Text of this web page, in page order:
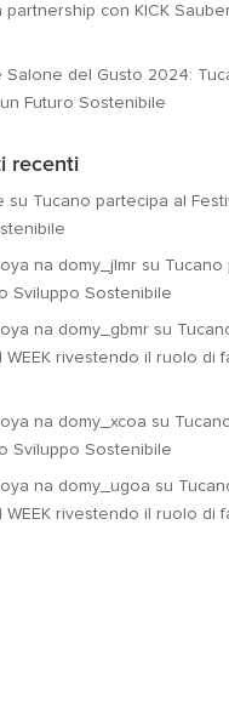
partnership con KICK
Salone del Gusto 2024:
Futuro Sostenibile
recenti
su Tucano partecipa al
na domy_jlmrsu Tucano
Sviluppo Sostenibile
na domy_gbmrsu
WEEK rivestendo il ruolo di
na domy_xcoa su
Sviluppo Sostenibile
na domy_ugoa su
WEEK rivestendo il ruolo di